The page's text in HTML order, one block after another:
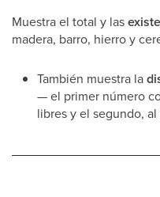
Muestra el total y las
madera, barro, hierro y
También muestra la
— el primer número
libres y el segundo,